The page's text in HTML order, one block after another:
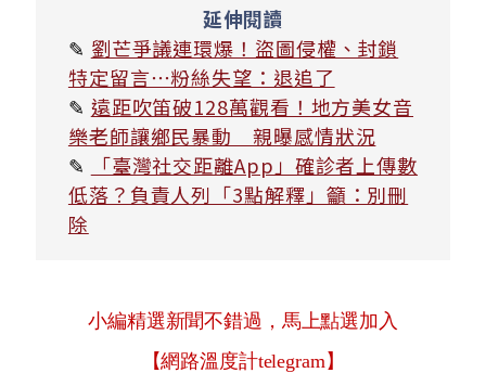
延伸閱讀
✎ 劉芒爭議連環爆！盜圖侵權、封鎖
特定留言⋯粉絲失望：退追了
✎ 遠距吹笛破128萬觀看！地方美女音
樂老師讓鄉民暴動 親曝感情狀況
✎
「臺灣社交距離App」確診者上傳數
低落？負責人列「3點解釋」籲：別刪
除
小編精選新聞不錯過，馬上點選加入
【網路溫度計telegram】